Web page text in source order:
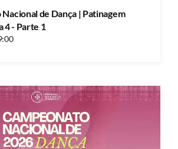
de Dança | Patinagem
4 - Parte 1